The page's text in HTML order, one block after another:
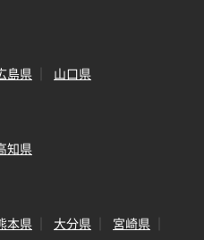
島県 山口県
知県
本県 大分県
宮崎県